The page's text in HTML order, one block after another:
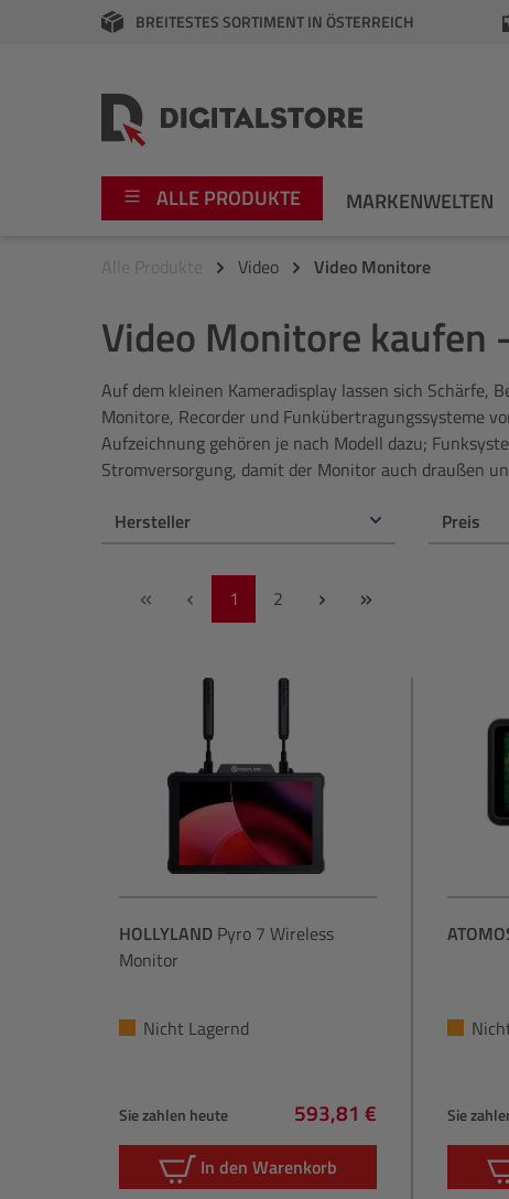
Zur Hauptnavigation springen
BREITESTES SORTIMENT IN ÖSTERREICH
ALLE PRODUKTE MARKENWELTEN
Video
Audio
Apple
PC & Bildbearbeitung
Fujifilm
Leica Boutique
Nikon
NiSi
Tamron
Alle Produkte Video Video Monitore
Video Monitore kaufen
Auf dem kleinen Kameradisplay lassen sich
Monitore, Recorder und Funkübertragungssysteme
Aufzeichnung gehören je nach Modell dazu;
Stromversorgung, damit der Monitor auch draußen
Hersteller
Preis
Seite
1 Seite
2
HOLLYLAND Pyro 7 Wireless
Monitor
Nicht Lagernd
Sie zahlen heute
Regulärer Preis:
593,81 €
In den Warenkorb
Sie